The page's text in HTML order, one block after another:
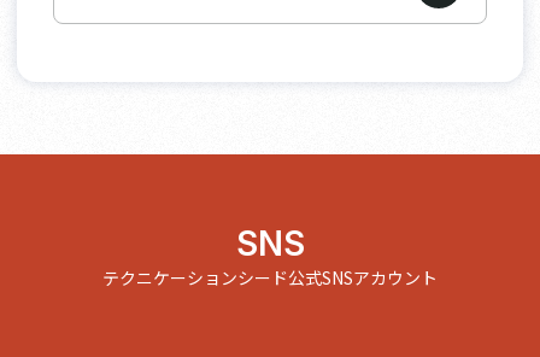
SNS
テクニケーションシード公式SNSアカウント